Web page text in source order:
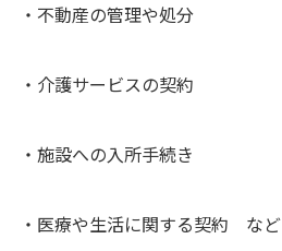
・不動産の管理や処分
・介護サービスの契約
・施設への入所手続き
・医療や生活に関する契約 など